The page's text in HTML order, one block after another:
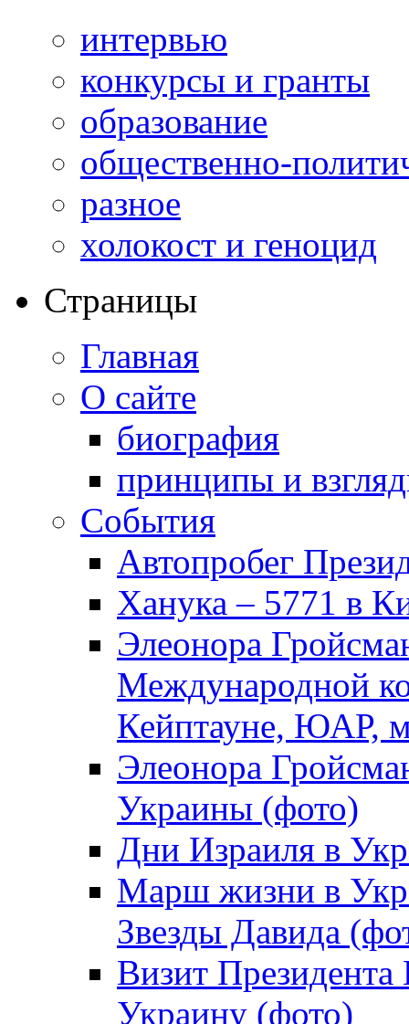
интервью
конкурсы и гранты
образование
общественно-
разное
холокост и геноцид
Страницы
Главная
О сайте
биография
принципы и
События
Автопробег
Ханука – 5771 в
Элеонора
Международной
Кейптауне, ЮАР,
Элеонора
Украины (фото)
Дни Израиля в
Марш жизни в
Звезды Давида
Визит
Украину (фото)